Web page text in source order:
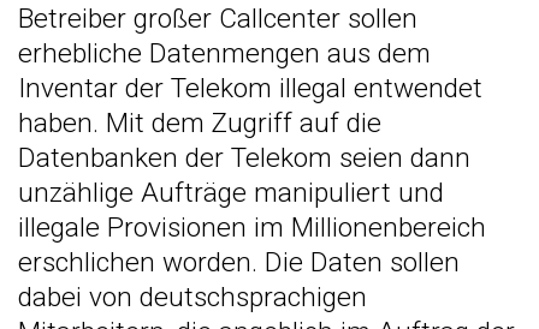
Betreiber großer Callcenter sollen
erhebliche Datenmengen aus dem
Inventar der Telekom illegal entwendet
haben. Mit dem Zugriff auf die
Datenbanken der Telekom seien dann
unzählige Aufträge manipuliert und
illegale Provisionen im Millionenbereich
erschlichen worden. Die Daten sollen
dabei von deutschsprachigen